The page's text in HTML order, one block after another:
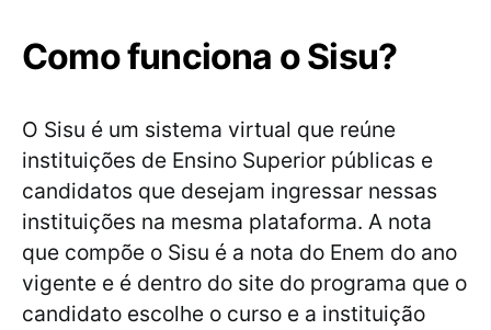
Como funciona o Sisu?
O Sisu é um sistema virtual que reúne
instituições de Ensino Superior públicas e
candidatos que desejam ingressar nessas
instituições na mesma plataforma. A nota
que compõe o Sisu é a nota do Enem do ano
vigente e é dentro do site do programa que o
candidato escolhe o curso e a instituição